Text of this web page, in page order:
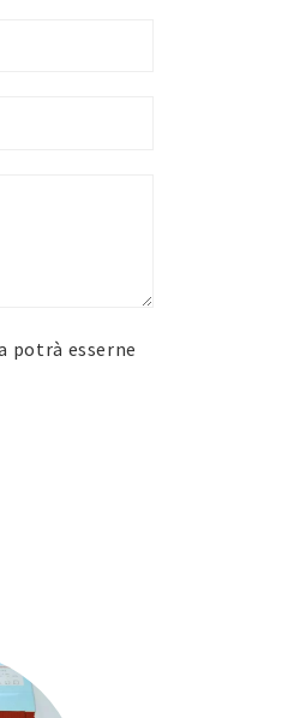
potrà esserne